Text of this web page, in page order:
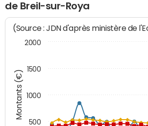
de Breil-sur-Roya
Montants (€)
(Source : JDN d'après ministère de
500
1000
1500
2000